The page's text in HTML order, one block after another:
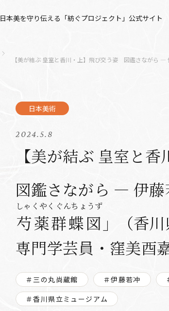
日本美を守り伝える「紡ぐプロジェクト」公式サイト
【美が結ぶ 皇室と香川・上】飛び交う姿 図鑑さながら ―
2024.5.8
【美が結ぶ 皇室と
図鑑さながら ― 伊藤
芍薬群蝶図
しゃくやくぐんちょうず
」（香
専門学芸員・窪美酉嘉
＃三の丸尚蔵館 ＃伊藤若冲
＃香川県立ミュージアム